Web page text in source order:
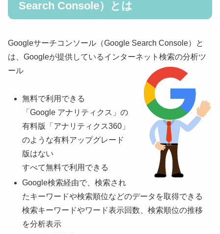
Search Console）とは
Googleサーチコンソール（Google Search Console）と
は、Googleが提供しているインターネット検索の分析ツ
ール
無料で利用できる
「Google アナリティクス」の
有料版「アナリティクス360」
のような有料アップグレード
版はない
すべて無料で利用できる
Google検索経由で、検索され
たキーワードや検索順位などのデータを取得できる
検索キーワードやワード表示回数、検索順位の推移
を分析表示